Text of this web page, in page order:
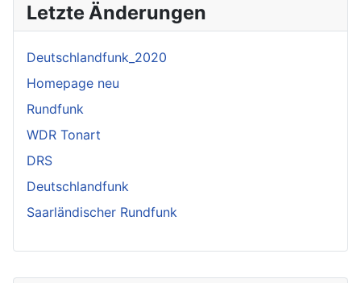
Letzte Änderungen
Deutschlandfunk_2020
Homepage neu
Rundfunk
WDR Tonart
DRS
Deutschlandfunk
Saarländischer Rundfunk